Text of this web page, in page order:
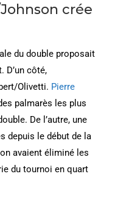
crée
du double proposait
D’un côté,
Olivetti. Pierre
palmarès les plus
De l’autre, une
depuis le début de la
avaient éliminé les
du tournoi en quart